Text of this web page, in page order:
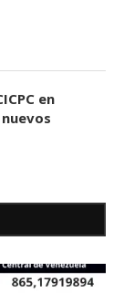
en